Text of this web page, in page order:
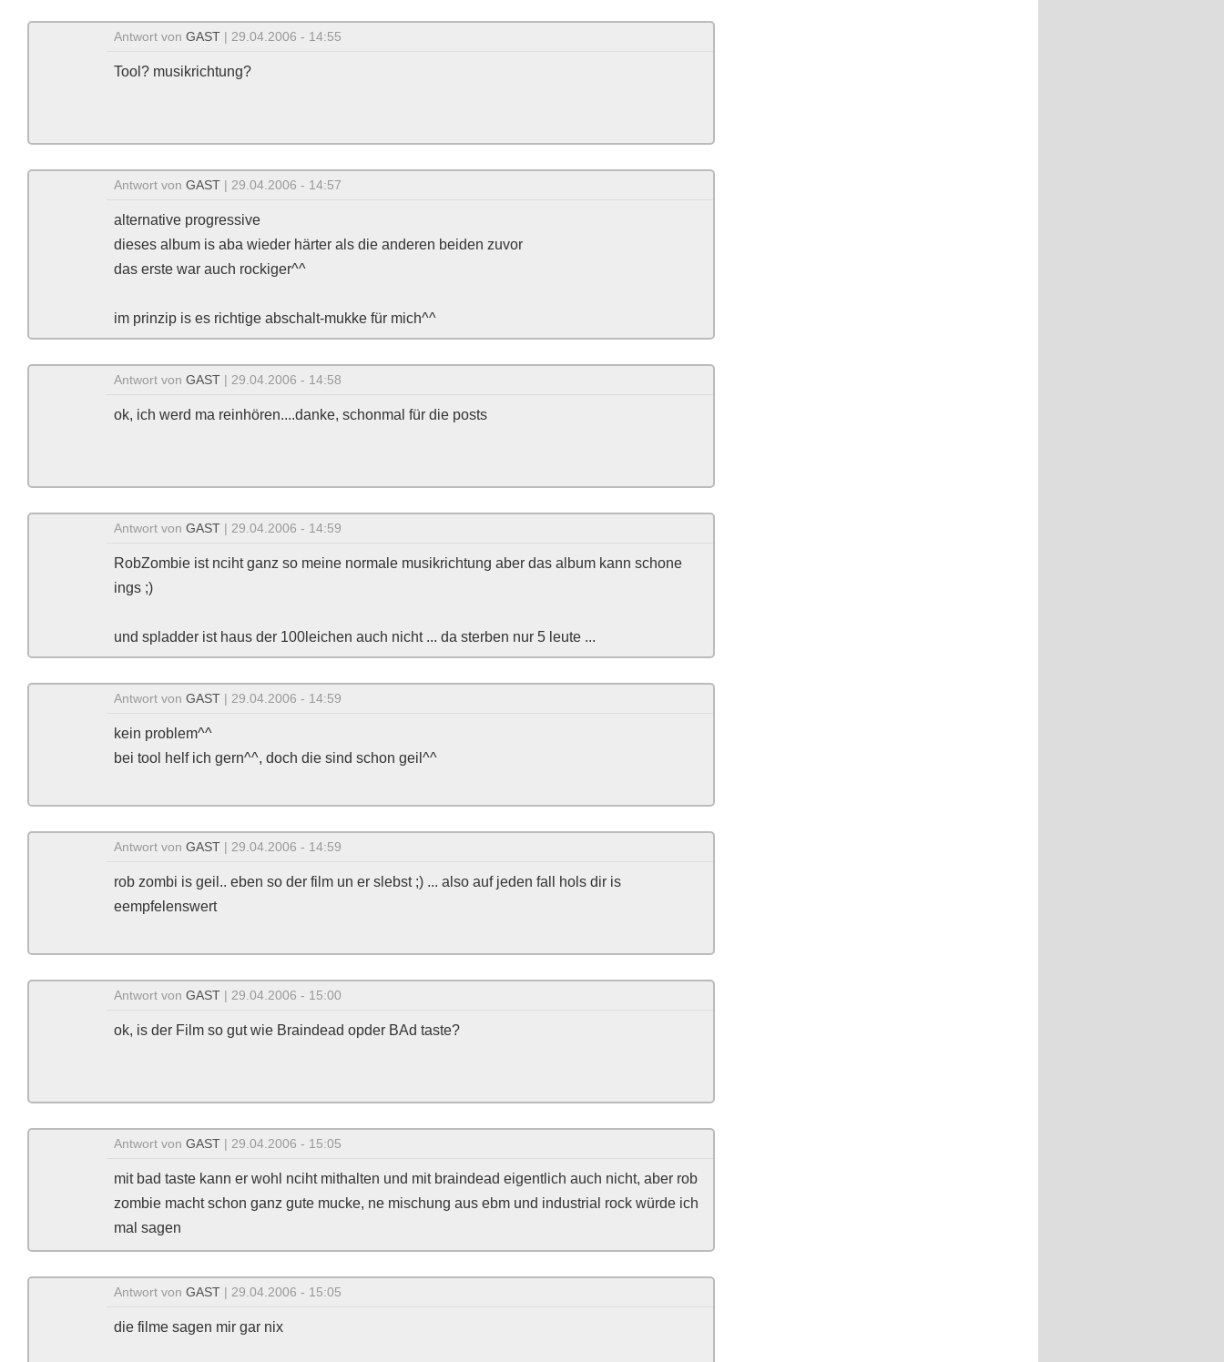
Antwort von GAST | 29.04.2006 - 14:55
Tool? musikrichtung?
Antwort von GAST | 29.04.2006 - 14:57
alternative progressive
dieses album is aba wieder härter als die anderen beiden zuvor
das erste war auch rockiger^^
im prinzip is es richtige abschalt-mukke für mich^^
Antwort von GAST | 29.04.2006 - 14:58
ok, ich werd ma reinhören....danke, schonmal für die posts
Antwort von GAST | 29.04.2006 - 14:59
RobZombie ist nciht ganz so meine normale musikrichtung aber das album kann schone
ings ;)
und spladder ist haus der 100leichen auch nicht ... da sterben nur 5 leute ...
Antwort von GAST | 29.04.2006 - 14:59
kein problem^^
bei tool helf ich gern^^, doch die sind schon geil^^
Antwort von GAST | 29.04.2006 - 14:59
rob zombi is geil.. eben so der film un er slebst ;) ... also auf jeden fall hols dir is
eempfelenswert
Antwort von GAST | 29.04.2006 - 15:00
ok, is der Film so gut wie Braindead opder BAd taste?
Antwort von GAST | 29.04.2006 - 15:05
mit bad taste kann er wohl nciht mithalten und mit braindead eigentlich auch nicht, aber rob
zombie macht schon ganz gute mucke, ne mischung aus ebm und industrial rock würde ich
mal sagen
Antwort von GAST | 29.04.2006 - 15:05
die filme sagen mir gar nix